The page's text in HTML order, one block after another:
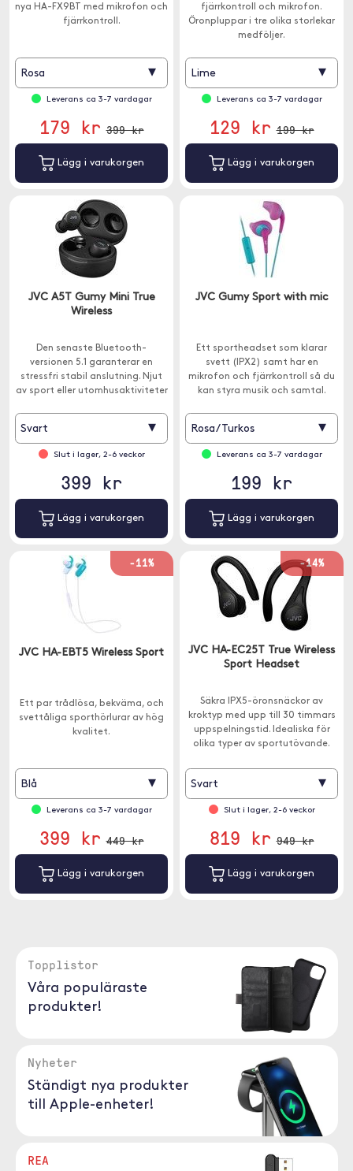
nya HA-FX9BT med mikrofon och
fjärrkontroll.
Rosa ▾
Leverans ca 3-7 vardagar
179 kr 399 kr
Lägg i varukorgen
fjärrkontroll och mikrofon.
Öronpluppar i tre olika storlekar
medföljer.
Lime ▾
Leverans ca 3-7 vardagar
129 kr 199 kr
Lägg i varukorgen
JVC A5T Gumy Mini True
Wireless
Den senaste Bluetooth-
versionen 5.1 garanterar en
stressfri stabil anslutning. Njut
av sport eller utomhusaktiviteter
Svart ▾
Slut i lager, 2-6 veckor
399 kr
Lägg i varukorgen
JVC Gumy Sport with mic
Ett sportheadset som klarar
svett (IPX2) samt har en
mikrofon och fjärrkontroll så du
kan styra musik och samtal.
Rosa/Turkos ▾
Leverans ca 3-7 vardagar
199 kr
Lägg i varukorgen
-11%
JVC HA-EBT5 Wireless Sport
Ett par trådlösa, bekväma, och
svettåliga sporthörlurar av hög
kvalitet.
Blå ▾
Leverans ca 3-7 vardagar
399 kr 449 kr
Lägg i varukorgen
-14%
JVC HA-EC25T True Wireless
Sport Headset
Säkra IPX5-öronsnäckor av
kroktyp med upp till 30 timmars
uppspelningstid. Idealiska för
olika typer av sportutövande.
Svart ▾
Slut i lager, 2-6 veckor
819 kr 949 kr
Lägg i varukorgen
Topplistor
Våra populäraste
produkter!
Nyheter
Ständigt nya produkter
till Apple-enheter!
REA